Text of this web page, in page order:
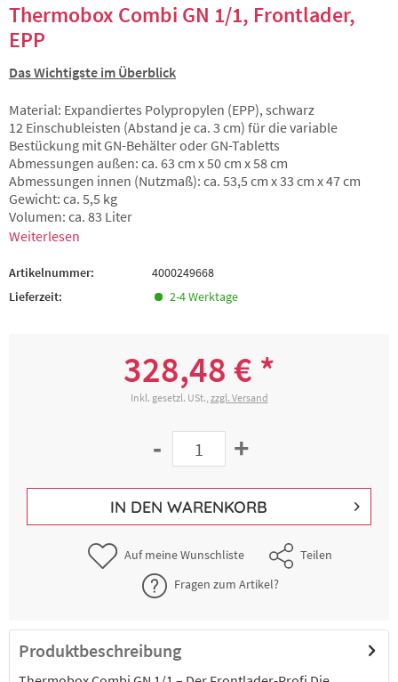
Thermobox Combi GN 1/1, Frontlader,
EPP
Das Wichtigste im Überblick
Material: Expandiertes Polypropylen (EPP), schwarz
12 Einschubleisten (Abstand je ca. 3 cm) für die variable
Bestückung mit GN-Behälter oder GN-Tabletts
Abmessungen außen: ca. 63 cm x 50 cm x 58 cm
Abmessungen innen (Nutzmaß): ca. 53,5 cm x 33 cm x 47 cm
Gewicht: ca. 5,5 kg
Volumen: ca. 83 Liter
Weiterlesen
Artikelnummer:
4000249668
Lieferzeit:
2-4 Werktage
328,48 € *
Inkl. gesetzl. USt., zzgl. Versand
- +
IN DEN WARENKORB
Auf meine Wunschliste
Teilen
Fragen zum Artikel?
Produktbeschreibung